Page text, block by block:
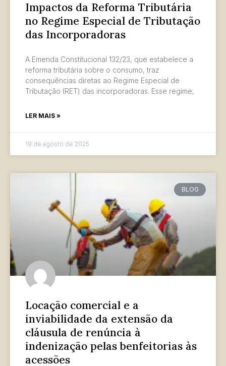
Impactos da Reforma Tributária
no Regime Especial de Tributação
das Incorporadoras
A Emenda Constitucional 132/23, que estabelece a
reforma tributária sobre o consumo, traz
consequências diretas ao Regime Especial de
Tributação (RET) das incorporadoras. Esse regime,
LER MAIS »
19 de agosto de 2025
BLOG
Locação comercial e a
inviabilidade da extensão da
cláusula de renúncia à
indenização pelas benfeitorias às
acessões